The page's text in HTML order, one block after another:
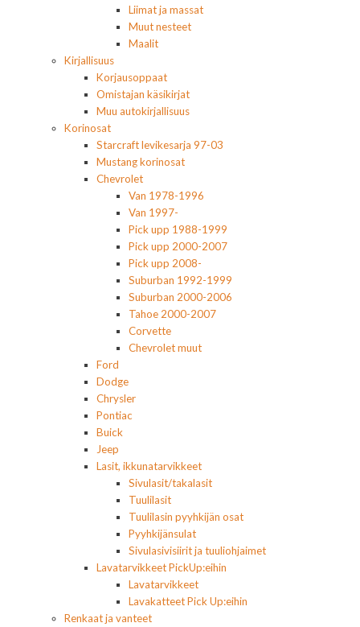
Liimat ja massat
Muut nesteet
Maalit
Kirjallisuus
Korjausoppaat
Omistajan käsikirjat
Muu autokirjallisuus
Korinosat
Starcraft levikesarja 97-03
Mustang korinosat
Chevrolet
Van 1978-1996
Van 1997-
Pick upp 1988-1999
Pick upp 2000-2007
Pick upp 2008-
Suburban 1992-1999
Suburban 2000-2006
Tahoe 2000-2007
Corvette
Chevrolet muut
Ford
Dodge
Chrysler
Pontiac
Buick
Jeep
Lasit, ikkunatarvikkeet
Sivulasit/takalasit
Tuulilasit
Tuulilasin pyyhkijän osat
Pyyhkijänsulat
Sivulasivisiirit ja tuuliohjaimet
Lavatarvikkeet PickUp:eihin
Lavatarvikkeet
Lavakatteet Pick Up:eihin
Renkaat ja vanteet